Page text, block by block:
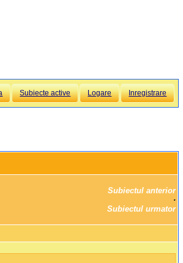
Subiecte active Logare Inregistrare
Subiectul anterior
Subiectul urmator